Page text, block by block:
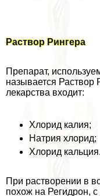
Раствор Рингера
Препарат,
называется Раствор
лекарства входит:
Хлорид калия;
Натрия хлорид;
Хлорид кальция.
При растворении в
похож на Регидрон, с